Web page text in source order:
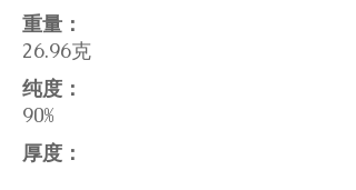
重量：
26.96克
纯度：
90%
厚度：